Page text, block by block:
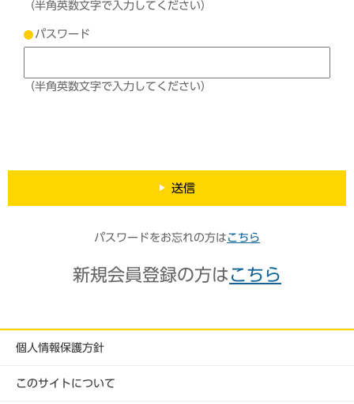
（半角英数文字で入力してください）
パスワード
（半角英数文字で入力してください）
送信
パスワードをお忘れの方は こちら
新規会員登録の方は こちら
個人情報保護方針
このサイトについて